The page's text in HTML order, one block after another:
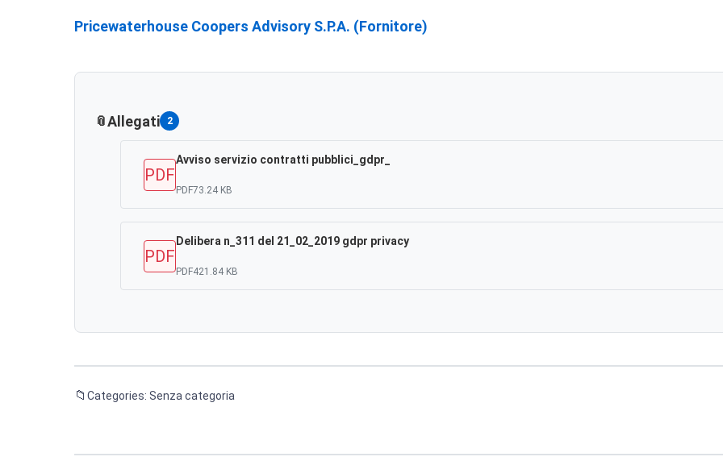
Pricewaterhouse Coopers Advisory S.p.A. (Fornitore)
Allegati 2
PDF
Avviso servizio contratti pubblici_gdpr_
PDF73.24 KB
PDF
Delibera n_311 del 21_02_2019 gdpr privacy
PDF421.84 KB
Categories: Senza categoria